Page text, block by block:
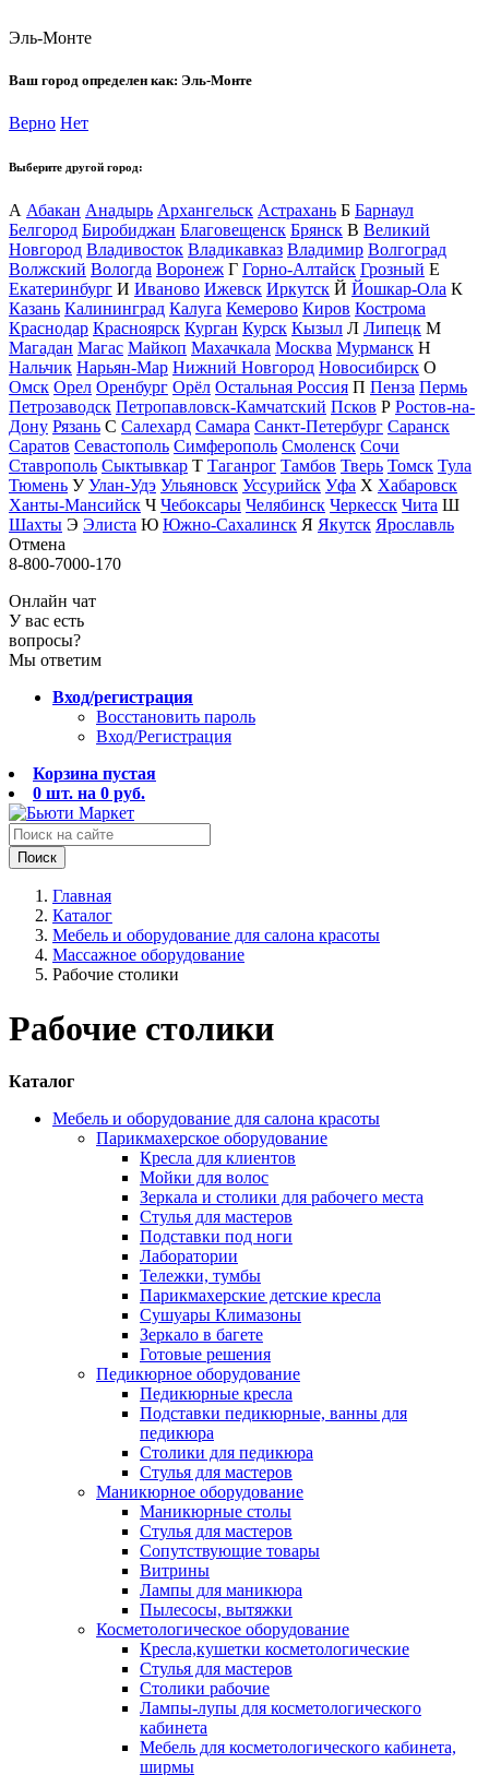
Эль-Монте
Ваш город определен как: Эль-Монте
Верно Нет
Выберите другой город:
А Абакан Анадырь Архангельск Астрахань Б Барнаул
Белгород Биробиджан Благовещенск Брянск В Великий
Новгород Владивосток Владикавказ Владимир Волгоград
Волжский Вологда Воронеж Г Горно-Алтайск Грозный Е
Екатеринбург И Иваново Ижевск Иркутск Й Йошкар-Ола К
Казань Калининград Калуга Кемерово Киров Кострома
Краснодар Красноярск Курган Курск Кызыл Л Липецк М
Магадан Магас Майкоп Махачкала Москва Мурманск Н
Нальчик Нарьян-Мар Нижний Новгород Новосибирск О
Омск Орел Оренбург Орёл Остальная Россия П Пенза Пермь
Петрозаводск Петропавловск-Камчатский Псков Р Ростов-на-
Дону Рязань С Салехард Самара Санкт-Петербург Саранск
Саратов Севастополь Симферополь Смоленск Сочи
Ставрополь Сыктывкар Т Таганрог Тамбов Тверь Томск Тула
Тюмень У Улан-Удэ Ульяновск Уссурийск Уфа Х Хабаровск
Ханты-Мансийск Ч Чебоксары Челябинск Черкесск Чита Ш
Шахты Э Элиста Ю Южно-Сахалинск Я Якутск Ярославль
Отмена
8-800-7000-170
Онлайн чат
У вас есть
вопросы?
Мы ответим
Вход/регистрация
Восстановить пароль
Вход/Регистрация
Корзина пустая
0 шт. на 0 руб.
Поиск
Главная
Каталог
Мебель и оборудование для салона красоты
Массажное оборудование
Рабочие столики
Рабочие столики
Каталог
Мебель и оборудование для салона красоты
Парикмахерское оборудование
Кресла для клиентов
Мойки для волос
Зеркала и столики для рабочего места
Стулья для мастеров
Подставки под ноги
Лаборатории
Тележки, тумбы
Парикмахерские детские кресла
Сушуары Климазоны
Зеркало в багете
Готовые решения
Педикюрное оборудование
Педикюрные кресла
Подставки педикюрные, ванны для
педикюра
Столики для педикюра
Стулья для мастеров
Маникюрное оборудование
Маникюрные столы
Стулья для мастеров
Сопутствующие товары
Витрины
Лампы для маникюра
Пылесосы, вытяжки
Косметологическое оборудование
Кресла,кушетки косметологические
Стулья для мастеров
Столики рабочие
Лампы-лупы для косметологического
кабинета
Мебель для косметологического кабинета,
ширмы